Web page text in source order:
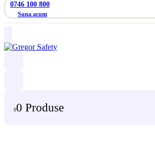
0746 100 800
Suna acum
00 Produse